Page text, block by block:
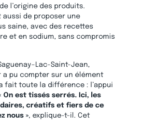
l’origine des produits.
aussi de proposer une
saine, avec des recettes
et en sodium, sans compromis
Saint-Jean,
a pu compter sur un élément
fait toute la différence : l’appui
On est tissés serrés. Ici, les
créatifs et fiers de ce
nous », explique-t-il. Cet